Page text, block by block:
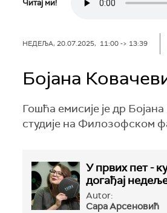
Читај ми!
НЕДЕЉА, 20.07.2025, 11:00 -> 13:39
Бојана
Гошћа емисије је др
студије на Филозофском
У првих пет -
догађај
Autor:
Сара Арсеновић